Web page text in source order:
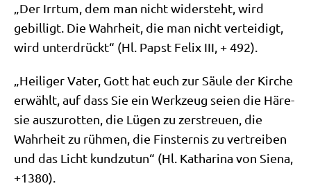
„Der Irr­tum, dem man nicht wider­steht, wird
gebil­ligt. Die Wahr­heit, die man nicht ver­tei­digt,
wird unter­drückt“ (Hl. Papst Felix III, + 492).
„Hei­li­ger Vater, Gott hat euch zur Säu­le der Kir­che
erwählt, auf dass Sie ein Werk­zeug sei­en die Häre­
sie aus­zu­rot­ten, die Lügen zu zer­streu­en, die
Wahr­heit zu rüh­men, die Fin­ster­nis zu ver­trei­ben
und das Licht kund­zu­tun“ (Hl. Katha­ri­na von Sie­na,
+1380).